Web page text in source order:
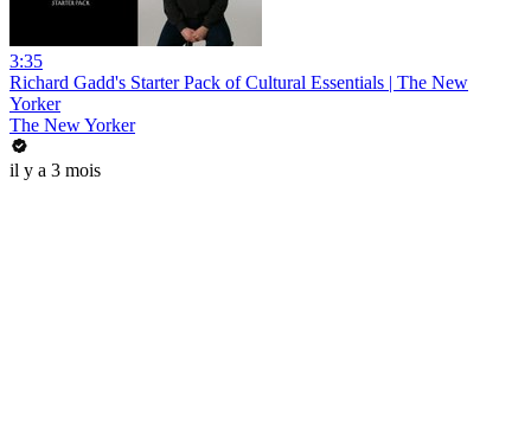
3:35
Richard Gadd's Starter Pack of Cultural Essentials | The New
Yorker
The New Yorker
il y a 3 mois